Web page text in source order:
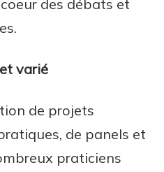
des débats et
varié
de projets
de panels et
praticiens